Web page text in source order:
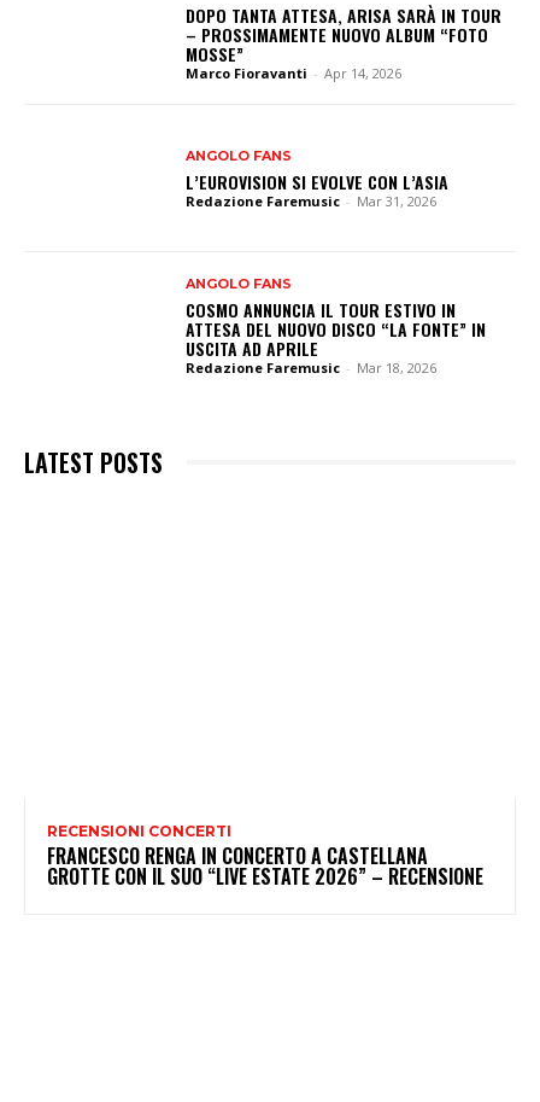
DOPO TANTA ATTESA, ARISA SARÀ IN TOUR
– PROSSIMAMENTE NUOVO ALBUM “FOTO
MOSSE”
Marco Fioravanti - Apr 14, 2026
ANGOLO FANS
L’EUROVISION SI EVOLVE CON L’ASIA
Redazione Faremusic - Mar 31, 2026
ANGOLO FANS
COSMO ANNUNCIA IL TOUR ESTIVO IN
ATTESA DEL NUOVO DISCO “LA FONTE” IN
USCITA AD APRILE
Redazione Faremusic - Mar 18, 2026
LATEST POSTS
RECENSIONI CONCERTI
FRANCESCO RENGA IN CONCERTO A CASTELLANA
GROTTE CON IL SUO “LIVE ESTATE 2026” – RECENSIONE